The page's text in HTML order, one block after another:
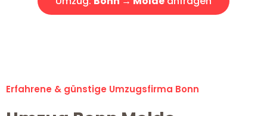
Erfahrene & günstige Umzugsfirma Bonn